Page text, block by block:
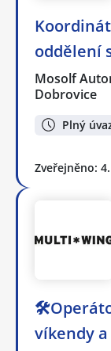
oddělení
Mosolf
Dobrovice
Plný
Zveřejněno:
víkendy